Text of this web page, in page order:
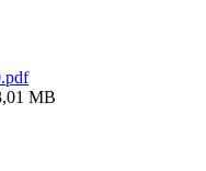
MB